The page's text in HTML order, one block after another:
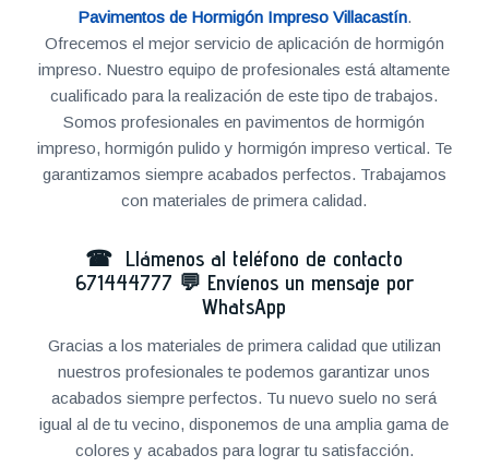
Pavimentos de Hormigón Impreso Villacastín.
Ofrecemos el mejor servicio de aplicación de hormigón
impreso. Nuestro equipo de profesionales está altamente
cualificado para la realización de este tipo de trabajos.
Somos profesionales en pavimentos de hormigón
impreso, hormigón pulido y hormigón impreso vertical. Te
garantizamos siempre acabados perfectos. Trabajamos
con materiales de primera calidad.
☎ Llámenos al teléfono de contacto
671444777 💬 Envíenos un mensaje por
WhatsApp
Gracias a los materiales de primera calidad que utilizan
nuestros profesionales te podemos garantizar unos
acabados siempre perfectos. Tu nuevo suelo no será
igual al de tu vecino, disponemos de una amplia gama de
colores y acabados para lograr tu satisfacción.